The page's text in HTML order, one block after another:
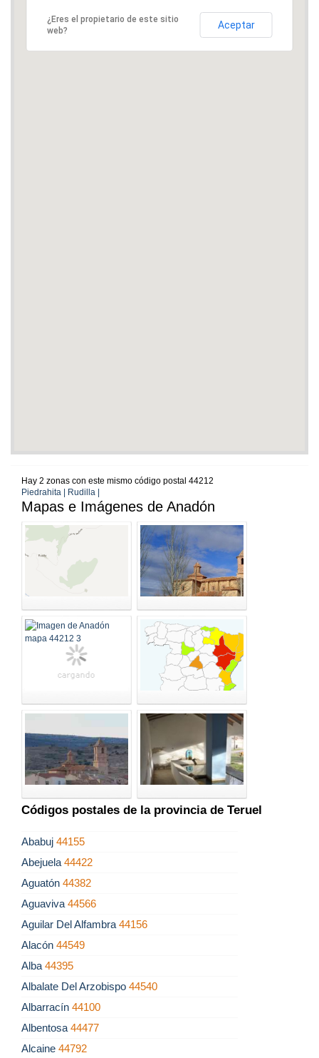
¿Eres el propietario de este sitio
web?
Aceptar
Hay 2 zonas con este mismo código postal 44212
Piedrahita | Rudilla |
Mapas e Imágenes de Anadón
Códigos postales de la provincia de Teruel
Ababuj 44155
Abejuela 44422
Aguatón 44382
Aguaviva 44566
Aguilar Del Alfambra 44156
Alacón 44549
Alba 44395
Albalate Del Arzobispo 44540
Albarracín 44100
Albentosa 44477
Alcaine 44792